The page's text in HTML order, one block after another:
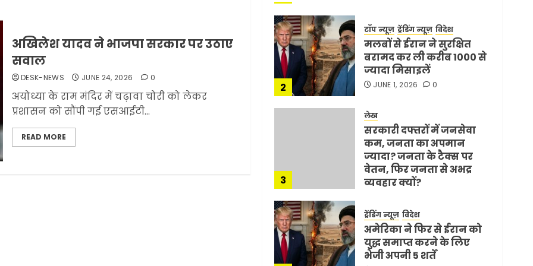
अखिलेश यादव ने भाजपा सरकार पर उठाए
सवाल
DESK-NEWS JUNE 24, 2026 0
अयोध्या के राम मंदिर में चढ़ावा चोरी को लेकर
प्रशासन को सौंपी गई एसआईटी...
READ MORE
2
टॉप न्यूज़ ट्रेंडिंग न्यूज़ विदेश
मलबों से ईरान ने सुरक्षित
बरामद कर ली करीब 1000 से
ज्यादा मिसाइलें
JUNE 1, 2026 0
3
लेख
सरकारी दफ्तरों में जनसेवा
कम, जनता का अपमान
ज्यादा? जनता के टैक्स पर
वेतन, फिर जनता से अभद्र
व्यवहार क्यों?
ट्रेंडिंग न्यूज़ विदेश
अमेरिका ने फिर से ईरान को
युद्ध समाप्त करने के लिए
भेजी अपनी 5 शर्तें